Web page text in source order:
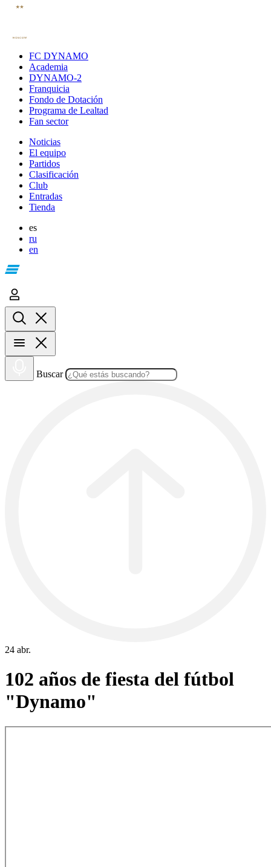
FC DYNAMO
Academia
DYNAMO-2
Franquicia
Fondo de Dotación
Programa de Lealtad
Fan sector
Noticias
El equipo
Partidos
Clasificación
Club
Entradas
Tienda
es
ru
en
Buscar
24 abr.
102 años de fiesta del fútbol
"Dynamo"